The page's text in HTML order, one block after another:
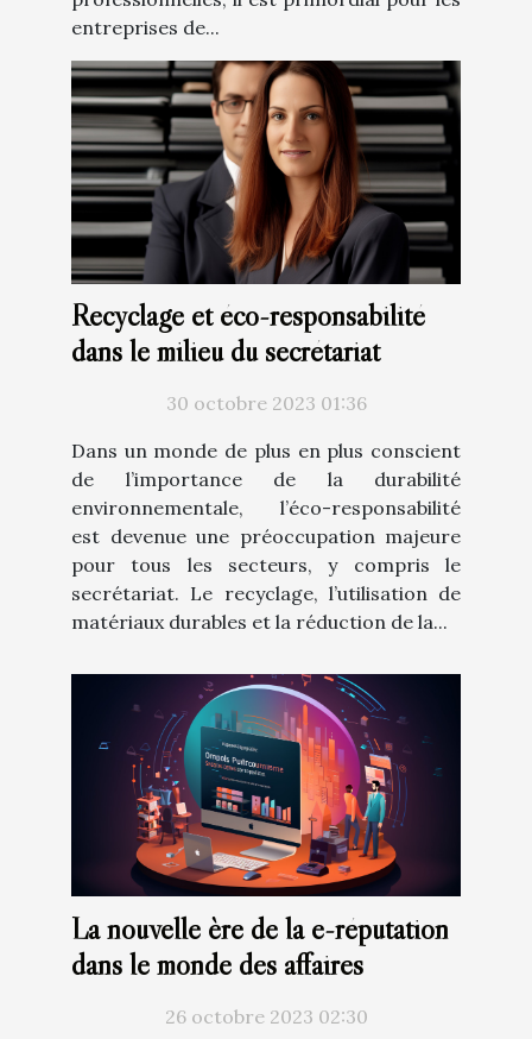
entreprises de...
Recyclage et éco-responsabilité
dans le milieu du secrétariat
30 octobre 2023 01:36
Dans un monde de plus en plus conscient
de l’importance de la durabilité
environnementale, l’éco-responsabilité
est devenue une préoccupation majeure
pour tous les secteurs, y compris le
secrétariat. Le recyclage, l’utilisation de
matériaux durables et la réduction de la...
La nouvelle ère de la e-réputation
dans le monde des affaires
26 octobre 2023 02:30